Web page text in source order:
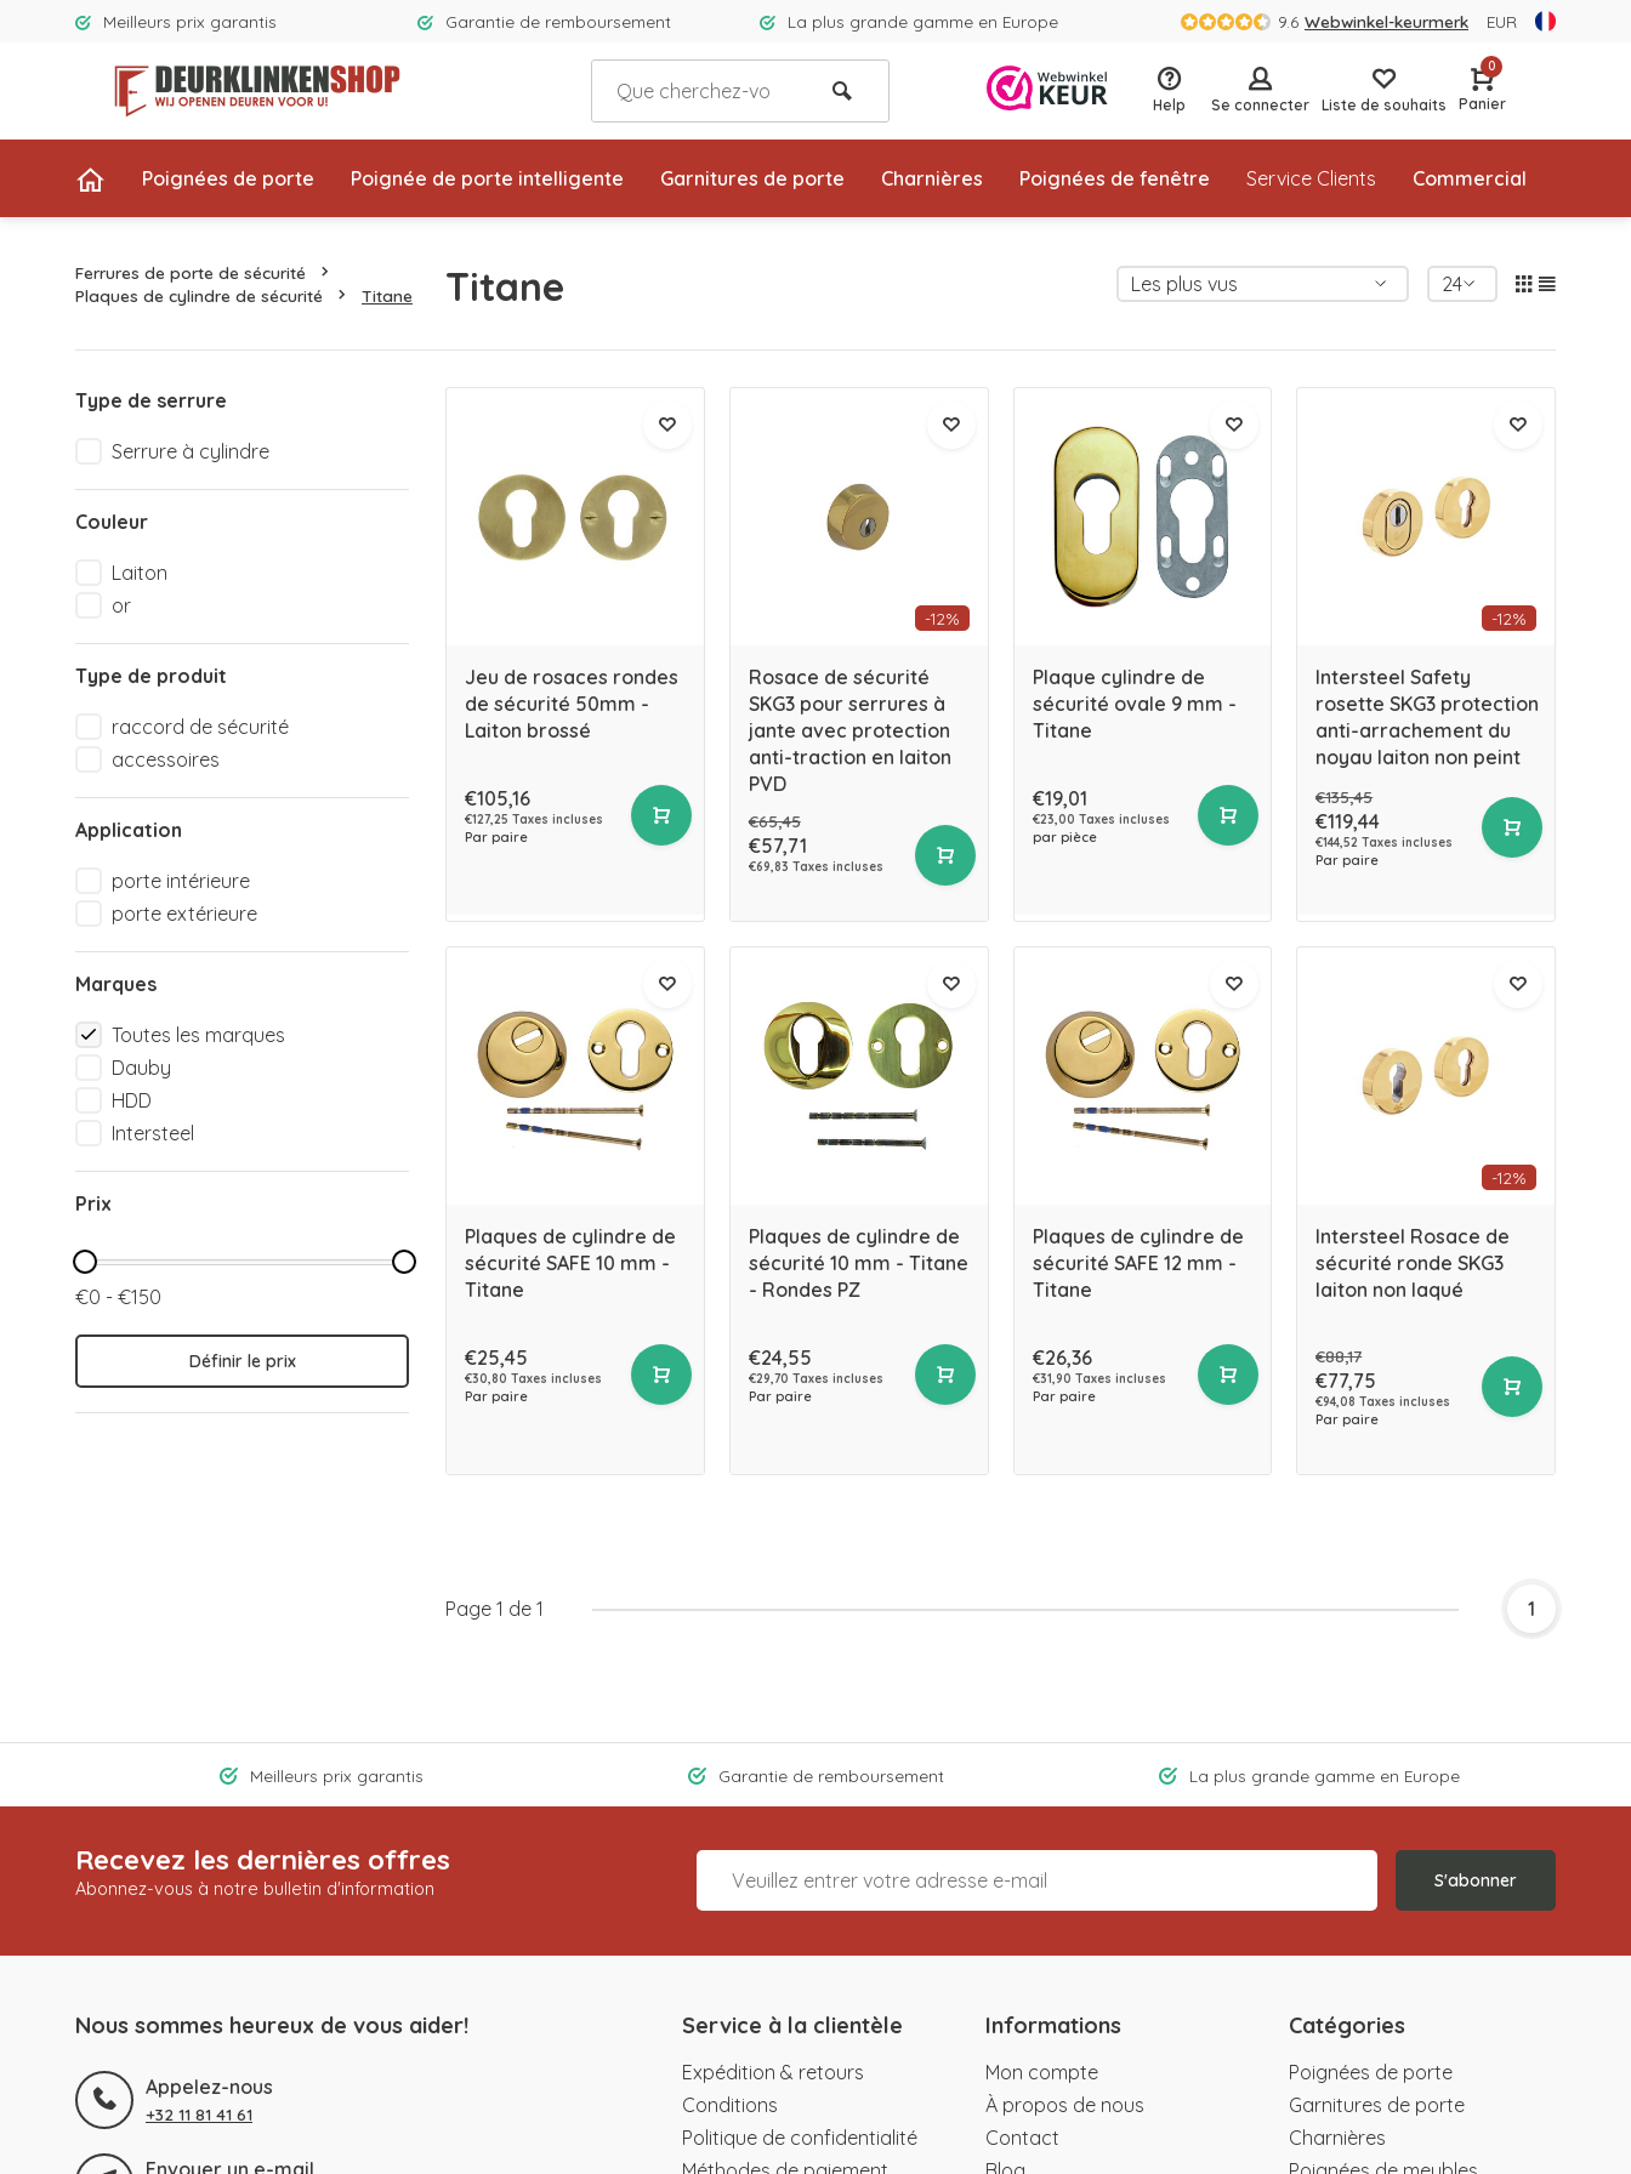
Meilleurs prix garantis Garantie de remboursement La plus grande gamme en Europe 9.6 Webwinkel-keurmerk EUR
Help Se connecter Liste de souhaits
0
Panier
Poignées de porte Poignée de porte intelligente Garnitures de porte Charnières Poignées de fenêtre Service Clients Commercial
Ferrures de porte de sécurité
Plaques de cylindre de sécurité
Titane Titane
Type de serrure
Serrure à cylindre
Couleur
Laiton
or
Type de produit
raccord de sécurité
accessoires
Application
porte intérieure
porte extérieure
Marques
Toutes les marques
Dauby
HDD
Intersteel
Prix
€0 - €150
Définir le prix
Jeu de rosaces rondes
de sécurité 50mm -
Laiton brossé
€105,16
€127,25 Taxes incluses
Par paire
-12%
Rosace de sécurité
SKG3 pour serrures à
jante avec protection
anti-traction en laiton
PVD
€65,45
€57,71
€69,83 Taxes incluses
Plaque cylindre de
sécurité ovale 9 mm -
Titane
€19,01
€23,00 Taxes incluses
par pièce
-12%
Intersteel Safety
rosette SKG3 protection
anti-arrachement du
noyau laiton non peint
€135,45
€119,44
€144,52 Taxes incluses
Par paire
Plaques de cylindre de
sécurité SAFE 10 mm -
Titane
€25,45
€30,80 Taxes incluses
Par paire
Plaques de cylindre de
sécurité 10 mm - Titane
- Rondes PZ
€24,55
€29,70 Taxes incluses
Par paire
Plaques de cylindre de
sécurité SAFE 12 mm -
Titane
€26,36
€31,90 Taxes incluses
Par paire
-12%
Intersteel Rosace de
sécurité ronde SKG3
laiton non laqué
€88,17
€77,75
€94,08 Taxes incluses
Par paire
Page 1 de 1 1
Meilleurs prix garantis Garantie de remboursement La plus grande gamme en Europe
Recevez les dernières offres
Abonnez-vous à notre bulletin d'information S'abonner
Nous sommes heureux de vous aider!
Appelez-nous
+32 11 81 41 61
Envoyer un e-mail
Service à la clientèle
Expédition & retours
Conditions
Politique de confidentialité
Informations
Mon compte
À propos de nous
Contact
Catégories
Poignées de porte
Garnitures de porte
Charnières